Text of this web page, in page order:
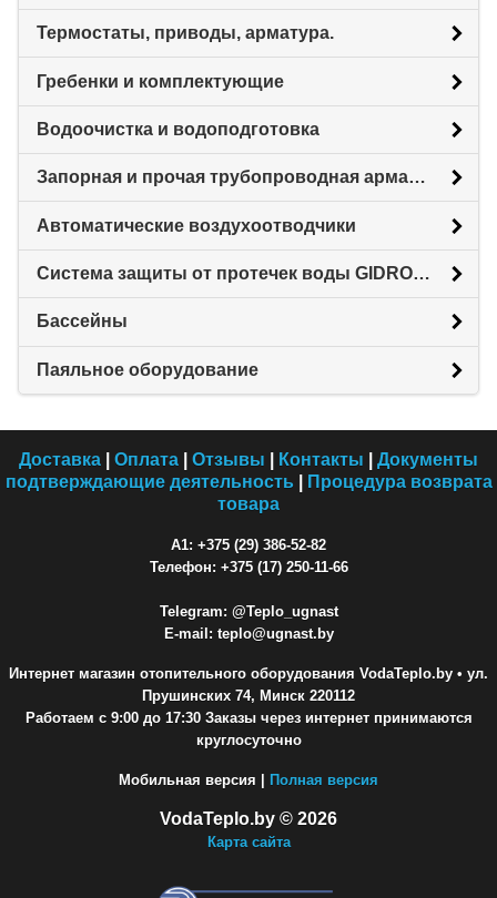
Термостаты, приводы, арматура.
Гребенки и комплектующие
Водоочистка и водоподготовка
Запорная и прочая трубопроводная арматура
Автоматические воздухоотводчики
Система защиты от протечек воды GIDROLOCK
Бассейны
Паяльное оборудование
Доставка Оплата Отзывы Контакты
Документы
подтверждающие деятельность
Процедура возврата
товара
A1: +375 (29) 386-52-82
Телефон: +375 (17) 250-11-66
Telegram: @Teplo_ugnast
E-mail: teplo@ugnast.by
Интернет магазин отопительного оборудования VodaTeplo.by • ул.
Прушинских 74, Минск 220112
Работаем с 9:00 до 17:30 Заказы через интернет принимаются
круглосуточно
Мобильная версия | Полная версия
VodaTeplo.by © 2026
Карта сайта